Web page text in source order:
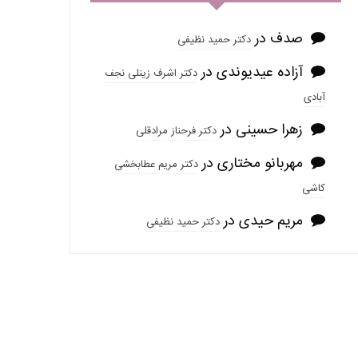
صدف دردکتر حمید نظیفی
آزاده عیدیوندی دردکتر اشرف زینلی نجف
آبادی
زهرا حسینی دردکتر فرحناز مرادقلی
مهربانو مختاری دردکتر مریم عطابخشی
کاشی
مریم حیدی دردکتر حمید نظیفی